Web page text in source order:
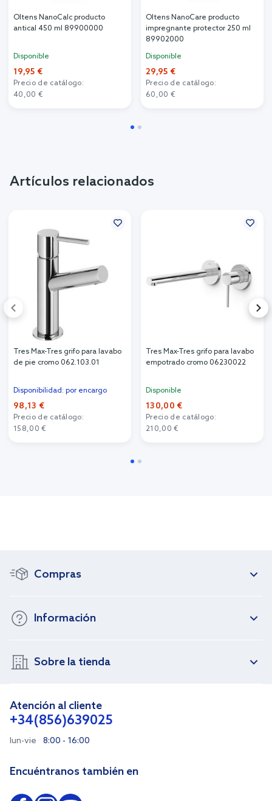
Oltens NanoCalc producto
antical 450 ml 89900000
Disponible
19,95 €
Precio de catálogo:
40,00 €
Oltens NanoCare producto
impregnante protector 250 ml
89902000
Disponible
29,95 €
Precio de catálogo:
60,00 €
Artículos relacionados
Tres Max-Tres grifo para lavabo
de pie cromo 062.103.01
Disponibilidad: por encargo
98,13 €
Precio de catálogo:
158,00 €
Tres Max-Tres grifo para lavabo
empotrado cromo 06230022
Disponible
130,00 €
Precio de catálogo:
210,00 €
Compras
Información
Sobre la tienda
Atención al cliente
+34(856)639025
lun-vie 8:00 - 16:00
Encuéntranos también en